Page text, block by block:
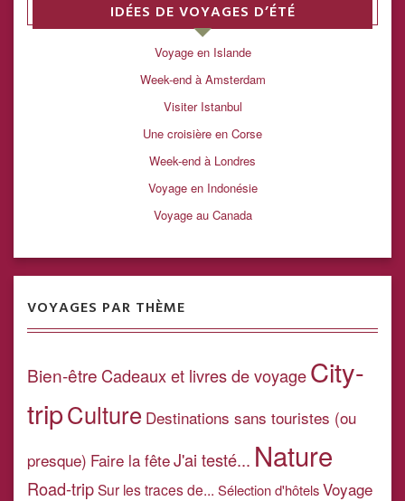
IDÉES DE VOYAGES D’ÉTÉ
Voyage en Islande
Week-end à Amsterdam
Visiter Istanbul
Une croisière en Corse
Week-end à Londres
Voyage en Indonésie
Voyage au Canada
VOYAGES PAR THÈME
Bien-être Cadeaux et livres de voyageCity-
tripCulture Destinations sans touristes (ou
presque) Faire la fêteJ'ai testé... Nature
Road-tripSur les traces de... Sélection d'hôtelsVoyage